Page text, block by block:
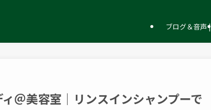
ブログ＆音声 |
＠美容室｜リンスインシャンプーで